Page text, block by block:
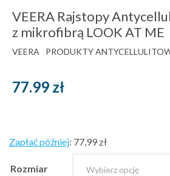
VEERA Rajstopy
z mikrofibrą LOOK AT ME
VEERA PRODUKTY
77.99 zł
Zapłać później: 77,99 zł
Rozmiar